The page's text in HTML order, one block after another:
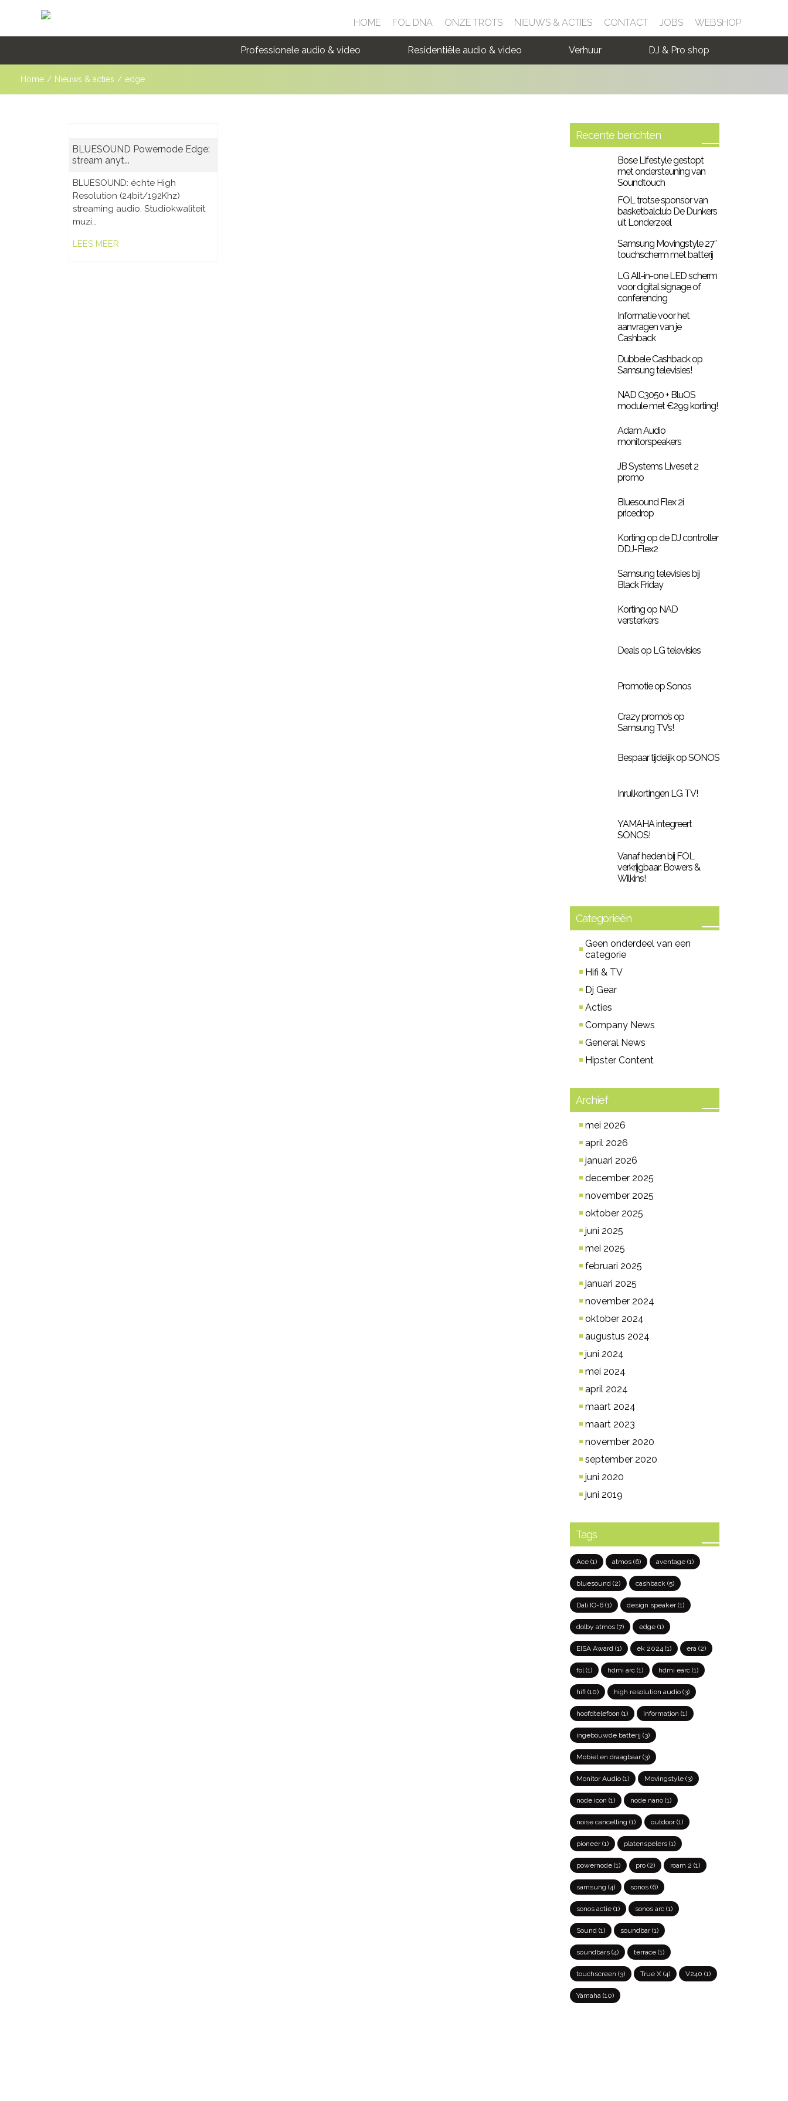
HOME FOL DNA ONZE TROTS NIEUWS & ACTIES CONTACT JOBS WEBSHOP
Professionele audio & video Residentiële audio & video Verhuur DJ & Pro shop
Home / Nieuws & acties / edge
BLUESOUND Powernode Edge:
stream anyt...
BLUESOUND: échte High
Resolution (24bit/192Khz)
streaming audio. Studiokwaliteit
muzi…
LEES MEER
Recente berichten
Bose Lifestyle gestopt
met ondersteuning van
Soundtouch
FOL trotse sponsor van
basketbalclub De Dunkers
uit Londerzeel
Samsung Movingstyle 27″
touchscherm met batterij
LG All-in-one LED scherm
voor digital signage of
conferencing
Informatie voor het
aanvragen van je
Cashback
Dubbele Cashback op
Samsung televisies!
NAD C3050 + BluOS
module met €299 korting!
Adam Audio
monitorspeakers
JB Systems Liveset 2
promo
Bluesound Flex 2i
pricedrop
Korting op de DJ controller
DDJ-Flex2
Samsung televisies bij
Black Friday
Korting op NAD
versterkers
Deals op LG televisies
Promotie op Sonos
Crazy promo’s op
Samsung TV’s!
Bespaar tijdelijk op SONOS
Inruilkortingen LG TV!
YAMAHA integreert
SONOS!
Vanaf heden bij FOL
verkrijgbaar: Bowers &
Wilkins!
Categorieën
Geen onderdeel van een
categorie
Hifi & TV
Dj Gear
Acties
Company News
General News
Hipster Content
Archief
mei 2026
april 2026
januari 2026
december 2025
november 2025
oktober 2025
juni 2025
mei 2025
februari 2025
januari 2025
november 2024
oktober 2024
augustus 2024
juni 2024
mei 2024
april 2024
maart 2024
maart 2023
november 2020
september 2020
juni 2020
juni 2019
Tags
Ace (1) atmos (6) aventage (1)
bluesound (2) cashback (5)
Dali IO-6 (1) design speaker(1)
dolby atmos (7) edge (1)
EISA Award (1) ek 2024 (1) era (2)
fol(1) hdmi arc (1) hdmi earc (1)
hifi (10) high resolution audio (3)
hoofdtelefoon (1) Information (1)
ingebouwde batterij (3)
Mobiel en draagbaar(3)
Monitor Audio (1) Movingstyle (3)
node icon (1) node nano (1)
noise cancelling (1) outdoor(1)
pioneer(1) platenspelers (1)
powernode (1) pro (2) roam 2 (1)
samsung (4) sonos (6)
sonos actie (1) sonos arc (1)
Sound (1) soundbar(1)
soundbars (4) terrace (1)
touchscreen (3) True X (4) V240 (1)
Yamaha (10)